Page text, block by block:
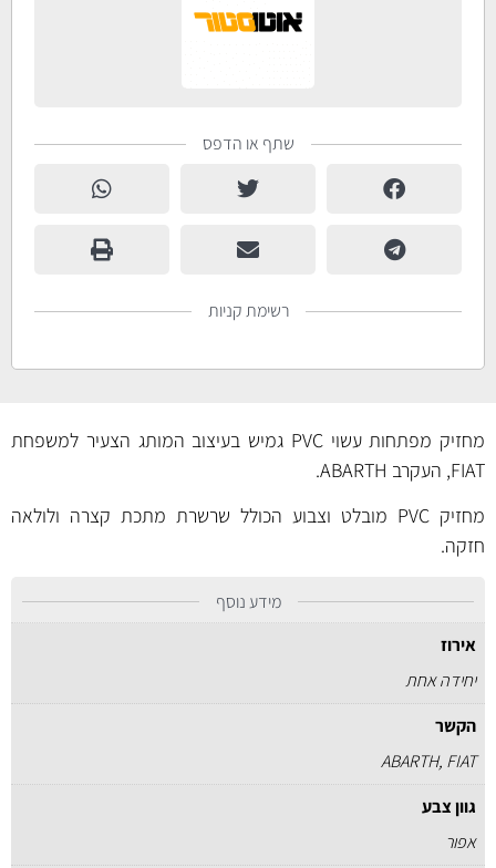
שתף או הדפס
רשימת קניות
מחזיק מפתחות עשוי PVC גמיש בעיצוב המותג הצעיר למשפחת
FIAT, העקרב ABARTH.
מחזיק PVC מובלט וצבוע הכולל שרשרת מתכת קצרה ולולאה
חזקה.
מידע נוסף
אירוז
יחידה אחת
הקשר
ABARTH, FIAT
גוון צבע
אפור